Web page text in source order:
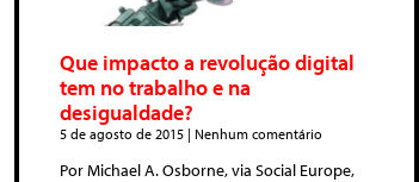
Que impacto a revolução digital
tem no trabalho e na
desigualdade?
5 de agosto de 2015 Nenhum comentário
Por Michael A. Osborne, via Social Europe,